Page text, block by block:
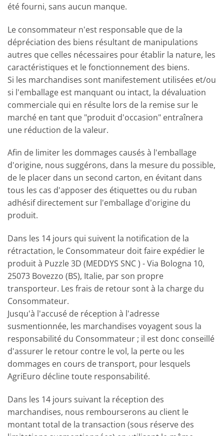
été fourni, sans aucun manque.
Le consommateur n'est responsable que de la
dépréciation des biens résultant de manipulations
autres que celles nécessaires pour établir la nature, les
caractéristiques et le fonctionnement des biens.
Si les marchandises sont manifestement utilisées et/ou
si l'emballage est manquant ou intact, la dévaluation
commerciale qui en résulte lors de la remise sur le
marché en tant que "produit d'occasion" entraînera
une réduction de la valeur.
Afin de limiter les dommages causés à l'emballage
d'origine, nous suggérons, dans la mesure du possible,
de le placer dans un second carton, en évitant dans
tous les cas d'apposer des étiquettes ou du ruban
adhésif directement sur l'emballage d'origine du
produit.
Dans les 14 jours qui suivent la notification de la
rétractation, le Consommateur doit faire expédier le
produit à Puzzle 3D (MEDDYS SNC ) - Via Bologna 10,
25073 Bovezzo (BS), Italie, par son propre
transporteur. Les frais de retour sont à la charge du
Consommateur.
Jusqu'à l'accusé de réception à l'adresse
susmentionnée, les marchandises voyagent sous la
responsabilité du Consommateur ; il est donc conseillé
d'assurer le retour contre le vol, la perte ou les
dommages en cours de transport, pour lesquels
AgriEuro décline toute responsabilité.
Dans les 14 jours suivant la réception des
marchandises, nous rembourserons au client le
montant total de la transaction (sous réserve des